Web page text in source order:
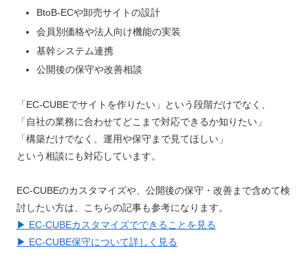
BtoB-ECや卸売サイトの設計
会員別価格や法人向け機能の実装
基幹システム連携
公開後の保守や改善相談
「EC-CUBEでサイトを作りたい」という段階だけでなく、
「自社の業務に合わせてどこまで対応できるか知りたい」
「構築だけでなく、運用や保守まで見てほしい」
という相談にも対応しています。
EC-CUBEのカスタマイズや、公開後の保守・改善まで含めて検
討したい方は、こちらの記事も参考になります。
▶ EC-CUBEカスタマイズでできることを見る
▶ EC-CUBE保守について詳しく見る